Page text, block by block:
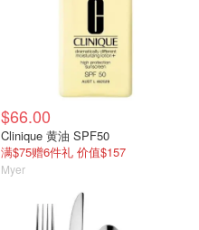
$66.00
Clinique 黄油 SPF50
满$75赠6件礼 价值$157
Myer